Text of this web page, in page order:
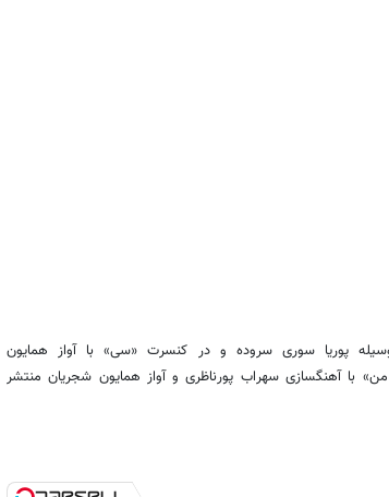
پوریا سوری سروده و در کنسرت «سی» با آواز همایون
با آهنگسازی سهراب پورناظری و آواز همایون شجریان منتشر